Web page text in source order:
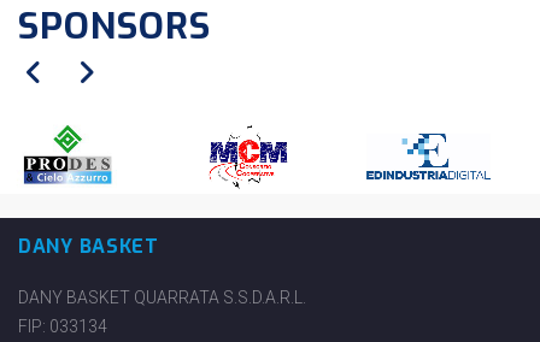
SPONSORS
DANY BASKET
DANY BASKET QUARRATA S.S.D.A.R.L.
FIP: 033134